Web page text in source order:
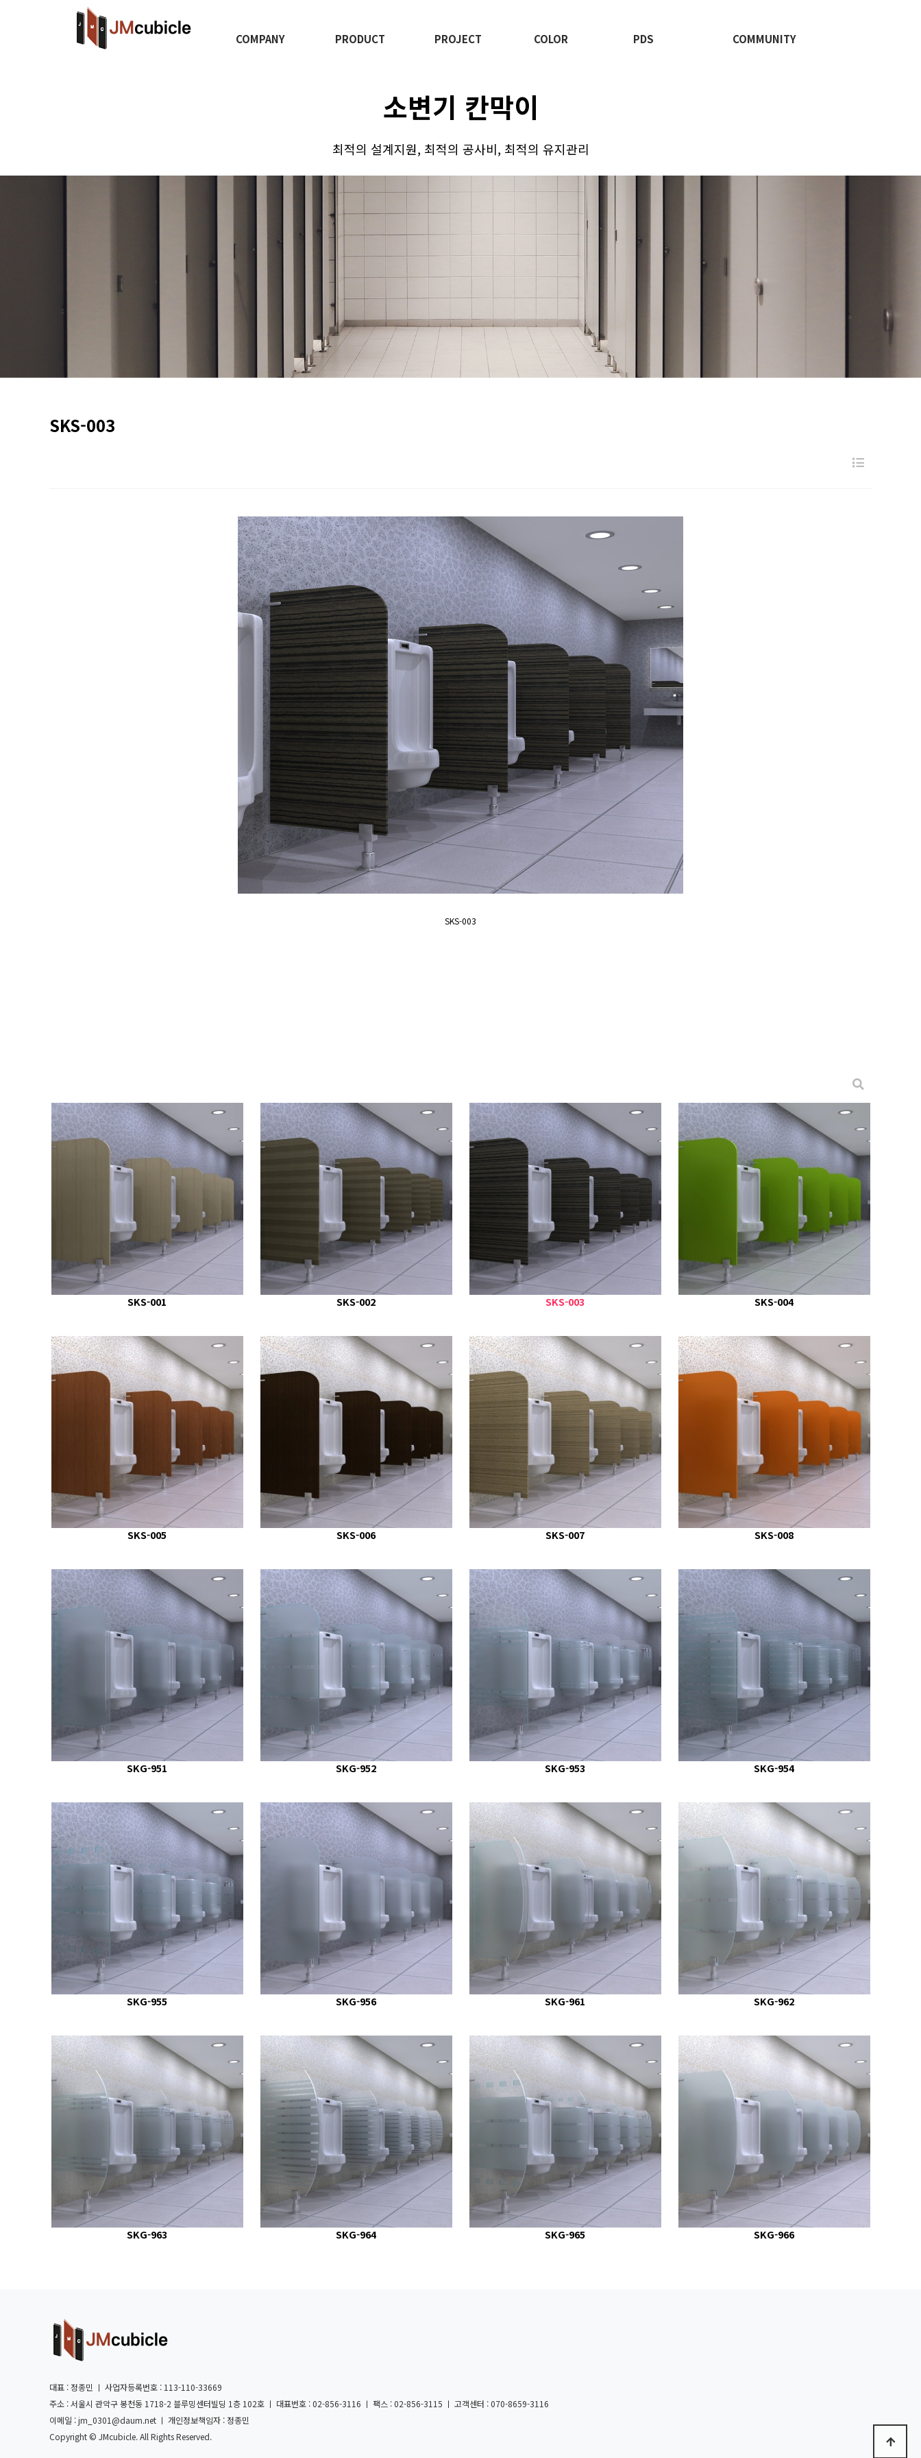
COMPANY PRODUCT PROJECT COLOR PDS COMMUNITY
소변기 칸막이
최적의 설계지원, 최적의 공사비, 최적의 유지관리
SKS-003
SKS-003
SKS-001 SKS-002 SKS-003 SKS-004
SKS-005 SKS-006 SKS-007 SKS-008
SKG-951 SKG-952 SKG-953 SKG-954
SKG-955 SKG-956 SKG-961 SKG-962
SKG-963 SKG-964 SKG-965 SKG-966
대표 : 정종민 ㅣ 사업자등록번호 : 113-110-33669
주소 : 서울시 관악구 봉천동 1718-2 블루밍센터빌딩 1층 102호 ㅣ 대표번호 : 02-856-3116 ㅣ 팩스 : 02-856-3115 ㅣ 고객센터 : 070-8659-3116
이메일 : jm_0301@daum.net ㅣ 개인정보책임자 : 정종민
Copyright © JMcubicle. All Rights Reserved.